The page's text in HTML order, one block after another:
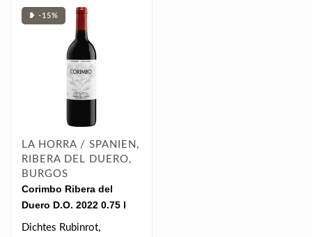
❥ -15%
LA HORRA / SPANIEN,
RIBERA DEL DUERO,
BURGOS
Corimbo Ribera del
Duero D.O. 2022 0.75 l
Dichtes Rubinrot,